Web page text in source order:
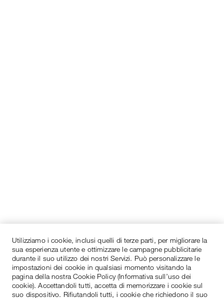
Utilizziamo i cookie, inclusi quelli di terze parti, per migliorare la
sua esperienza utente e ottimizzare le campagne pubblicitarie
durante il suo utilizzo dei nostri Servizi. Può personalizzare le
impostazioni dei cookie in qualsiasi momento visitando la
pagina della nostra Cookie Policy (Informativa sull’uso dei
cookie). Accettandoli tutti, accetta di memorizzare i cookie sul
suo dispositivo. Rifiutandoli tutti, i cookie che richiedono il suo